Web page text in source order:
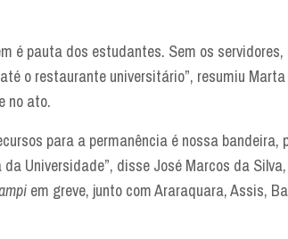
é pauta dos estudantes. Sem os
o restaurante universitário”, resumiu
no ato.
para a permanência é nossa
Universidade”, disse José Marcos da
em greve, junto com Araraquara, Assis,